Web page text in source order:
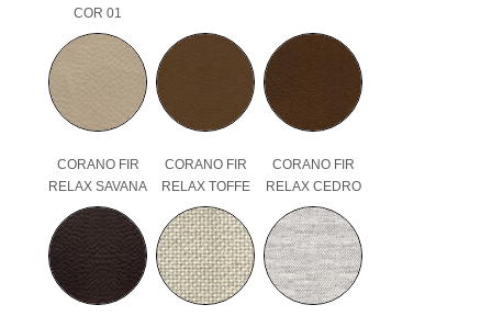
COR 01
CORANO FIR
RELAX SAVANA
CORANO FIR
RELAX TOFFE
CORANO FIR
RELAX CEDRO